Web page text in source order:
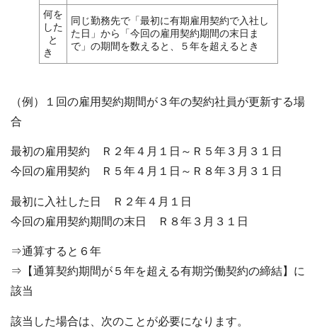
何を
した
と
き
同じ勤務先で「最初に有期雇用契約で入社し
た日」から「今回の雇用契約期間の末日ま
で」の期間を数えると、５年を超えるとき
（例）１回の雇用契約期間が３年の契約社員が更新する場
合
最初の雇用契約 Ｒ２年４月１日～Ｒ５年３月３１日
今回の雇用契約 Ｒ５年４月１日～Ｒ８年３月３１日
最初に入社した日 Ｒ２年４月１日
今回の雇用契約期間の末日 Ｒ８年３月３１日
⇒通算すると６年
⇒【通算契約期間が５年を超える有期労働契約の締結】に
該当
該当した場合は、次のことが必要になります。